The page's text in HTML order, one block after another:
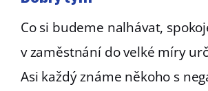
Co si budeme nalhávat,
v zaměstnání do velké míry
Asi každý známe někoho s